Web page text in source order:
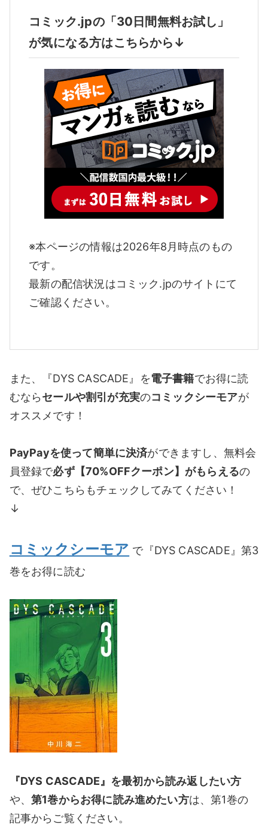
コミック.jpの「30日間無料お試し」
が気になる方はこちらから↓
※本ページの情報は2026年8月時点のもの
です。
最新の配信状況はコミック.jpのサイトにて
ご確認ください。
また、『DYS CASCADE』を電子書籍でお得に読
むならセールや割引が充実のコミックシーモアが
オススメです！
PayPayを使って簡単に決済ができますし、無料会
員登録で必ず【70%OFFクーポン】がもらえるの
で、ぜひこちらもチェックしてみてください！
↓
コミックシーモア で『DYS CASCADE』第3
巻をお得に読む
『DYS CASCADE』を最初から読み返したい方
や、第1巻からお得に読み進めたい方は、第1巻の
記事からご覧ください。